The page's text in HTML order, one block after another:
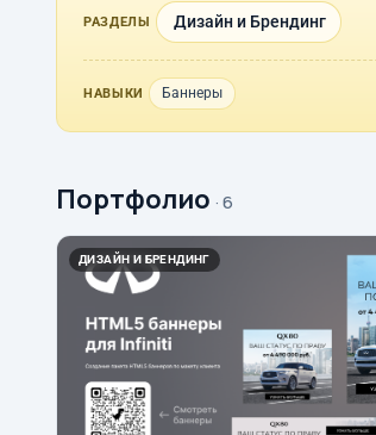
РАЗДЕЛЫ Дизайн и Брендинг
НАВЫКИ Баннеры
Портфолио · 6
ДИЗАЙН И БРЕНДИНГ